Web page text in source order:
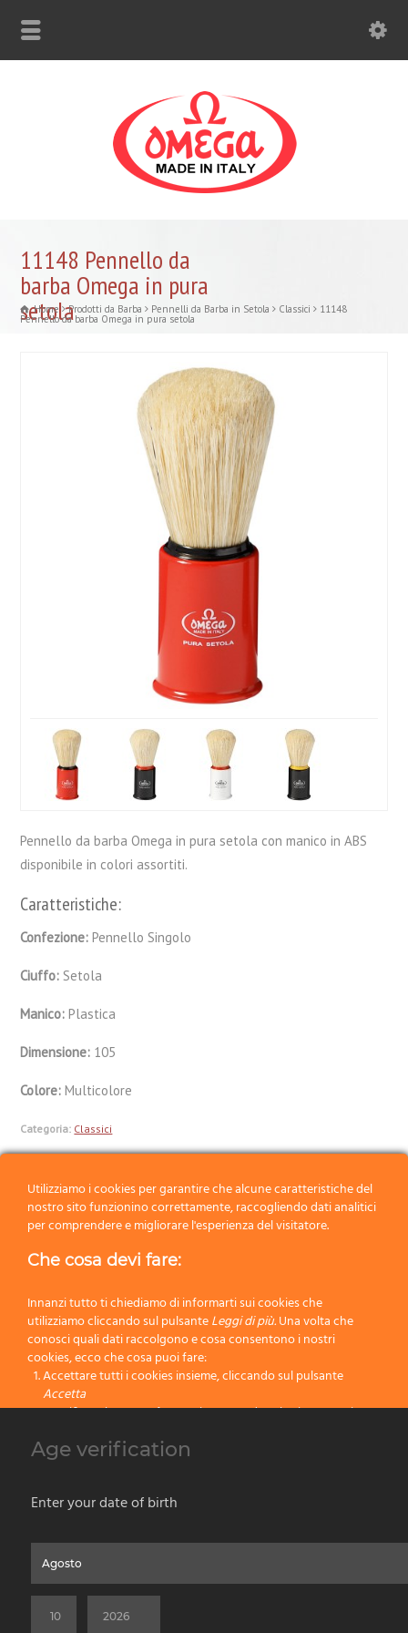
11148 Pennello da
barba Omega in pura
setola
Home Prodotti da Barba Pennelli da Barba in Setola Classici 11148
Pennello da barba Omega in pura setola
Pennello da barba Omega in pura setola con manico in ABS
disponibile in colori assortiti.
Caratteristiche:
Confezione:Pennello Singolo
Ciuffo:Setola
Manico:Plastica
Dimensione: 105
Colore:Multicolore
Categoria: Classici
Precedente
Successivo
Confezioni Disponibili
dimensioni potrebbero differire leggermente da quelle indicate.
presentare dettagli unici dovuti alla materia prima e alla lavorazione manuale.
Home Chi Siamo
Privacy & Cookies Policy
Social Media Policy
Disclaimer
©2026 PENNELLIFICIO OMEGA SPA Via Larga, 13 - 40138 Bologna (Italy) -
Utilizziamo i cookies per garantire che alcune caratteristiche del
nostro sito funzionino correttamente, raccogliendo dati analitici
per comprendere e migliorare l'esperienza del visitatore.
Che cosa devi fare:
Innanzi tutto ti chiediamo di informarti sui cookies che
utilizziamo cliccando sul pulsanteLeggi di più.Una volta che
conosci quali dati raccolgono e cosa consentono i nostri
cookies, ecco che cosa puoi fare:
Accettare tutti i cookies insieme, cliccando sul pulsante
Accetta
Specificare le tue preferenze impostando selettivamente i
Bloccare tutti i cookies cliccando sul pulsante
Rifiuta
Age verification
Enter your date of birth